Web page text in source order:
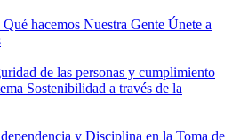
Qué hacemos Nuestra Gente Únete a
de las personas y cumplimiento
Sostenibilidad a través de la
y Disciplina en la Toma de